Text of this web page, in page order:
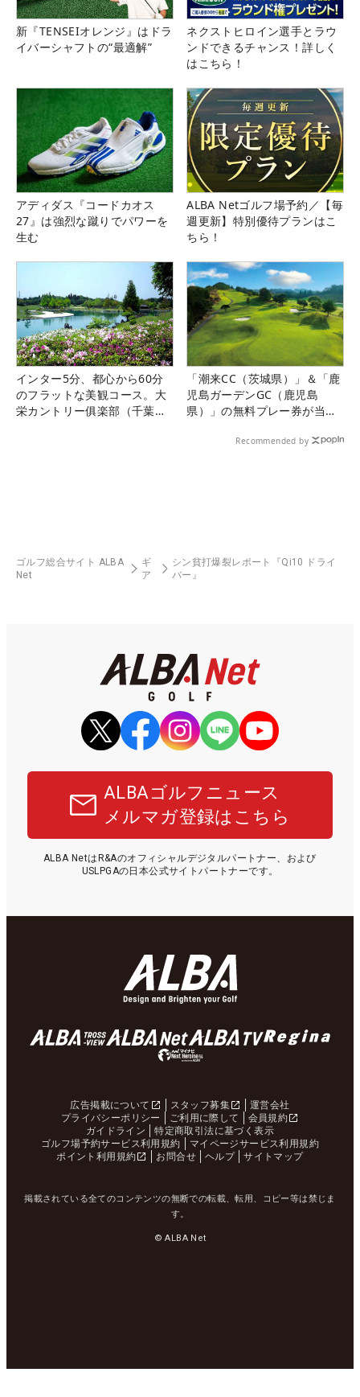
新『TENSEIオレンジ』はドラ
イバーシャフトの“最適解”
ネクストヒロイン選手とラウ
ンドできるチャンス！詳しく
はこちら！
アディダス『コードカオス
27』は強烈な蹴りでパワーを
生む
ALBA Netゴルフ場予約／【毎
週更新】特別優待プランはこ
ちら！
インター5分、都心から60分
のフラットな美観コース。大
栄カントリー俱楽部（千葉
「潮来CC（茨城県）」＆「鹿
児島ガーデンGC（鹿児島
県）」の無料プレー券が当た
Recommended by
ゴルフ総合サイト ALBA
Net
ギ
ア
シン貧打爆裂レポート『Qi10 ドライ
バー』
ALBAゴルフニュース
メルマガ登録はこちら
ALBA NetはR&Aのオフィシャルデジタルパートナー、および
USLPGAの日本公式サイトパートナーです。
広告掲載について スタッフ募集
運営会社
プライバシーポリシー
ご利用に際して
会員規約
ガイドライン
特定商取引法に基づく表示
ゴルフ場予約サービス利用規約
マイページサービス利用規約
ポイント利用規約
お問合せ ヘルプ サイトマップ
掲載されている全てのコンテンツの無断での転載、転用、コピー等は禁じま
す。
© ALBA Net